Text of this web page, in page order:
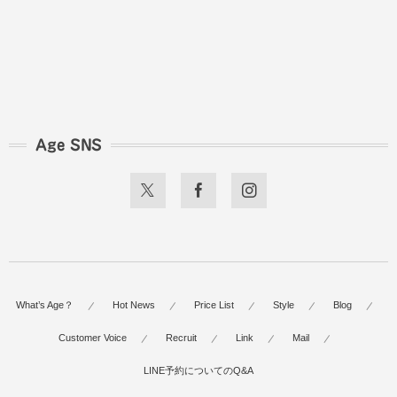
Age SNS
What’s Age？ Hot News Price List Style Blog
Customer Voice Recruit Link Mail
LINE予約についてのQ&A